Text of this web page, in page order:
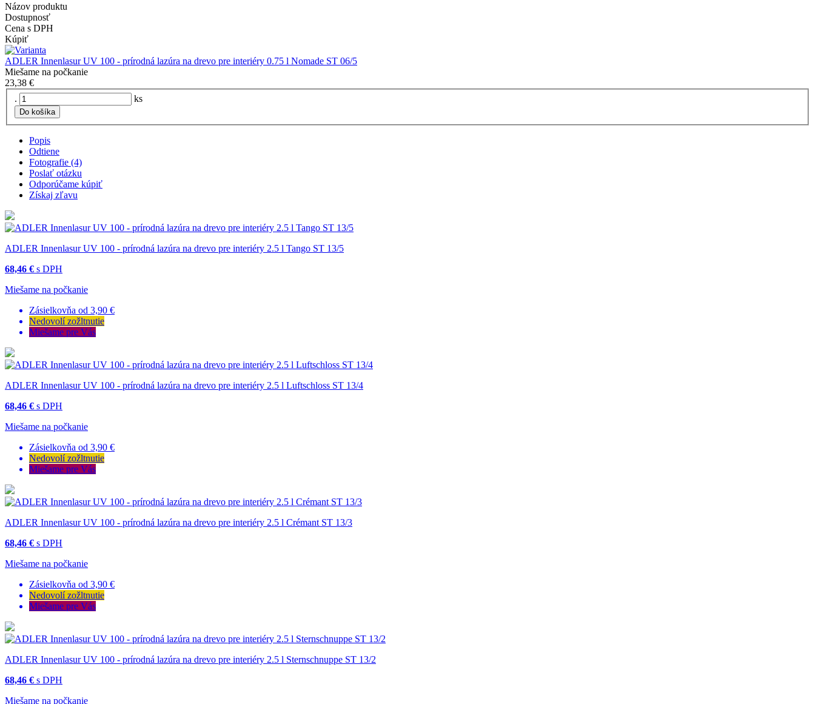
Názov produktu
Dostupnosť
Cena s DPH
Kúpiť
ADLER Innenlasur UV 100 - prírodná lazúra na drevo pre interiéry 0.75 l Nomade ST 06/5
Miešame na počkanie
23,38 €
.
ks
Do košíka
Popis
Odtiene
Fotografie (4)
Poslať otázku
Odporúčame kúpiť
Získaj zľavu
ADLER Innenlasur UV 100 - prírodná lazúra na drevo pre interiéry 2.5 l Tango ST 13/5
68,46 € s DPH
Miešame na počkanie
Zásielkovňa od 3,90 €
Nedovolí zožltnutie
Miešame pre Vás
ADLER Innenlasur UV 100 - prírodná lazúra na drevo pre interiéry 2.5 l Luftschloss ST 13/4
68,46 € s DPH
Miešame na počkanie
Zásielkovňa od 3,90 €
Nedovolí zožltnutie
Miešame pre Vás
ADLER Innenlasur UV 100 - prírodná lazúra na drevo pre interiéry 2.5 l Crémant ST 13/3
68,46 € s DPH
Miešame na počkanie
Zásielkovňa od 3,90 €
Nedovolí zožltnutie
Miešame pre Vás
ADLER Innenlasur UV 100 - prírodná lazúra na drevo pre interiéry 2.5 l Sternschnuppe ST 13/2
68,46 € s DPH
Miešame na počkanie